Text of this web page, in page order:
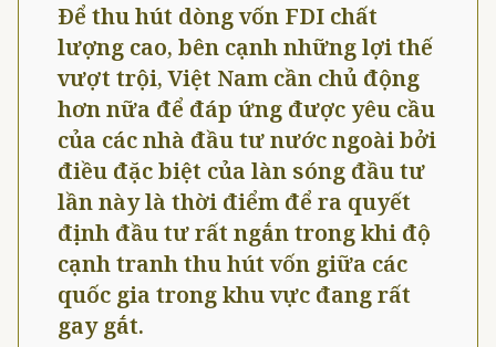
Ðể thu hút dòng vốn FDI chất
lượng cao, bên cạnh những lợi thế
vượt trội, Việt Nam cần chủ động
hơn nữa để đáp ứng được yêu cầu
của các nhà đầu tư nước ngoài bởi
điều đặc biệt của làn sóng đầu tư
lần này là thời điểm để ra quyết
định đầu tư rất ngắn trong khi độ
cạnh tranh thu hút vốn giữa các
quốc gia trong khu vực đang rất
gay gắt.